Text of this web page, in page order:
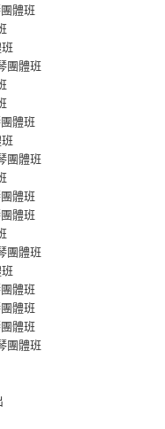
體班
團體班
體班
團體班
體班
體班
團體班
體班
體班
體班
團體班